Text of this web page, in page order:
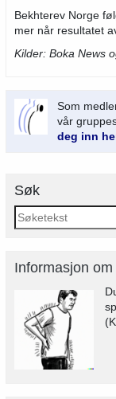
Bekhterev Norge
mer når resultatet
Kilder: Boka News
Som
vår
deg inn
Søk
Informasjon